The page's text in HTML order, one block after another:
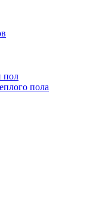
пол
пола